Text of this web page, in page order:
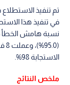
الاستجابة 98%.
ملخص النتائج